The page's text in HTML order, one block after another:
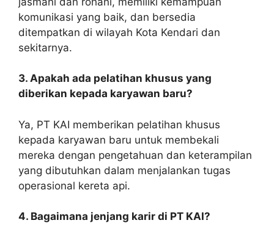
komunikasi yang baik, dan bersedia
ditempatkan di wilayah Kota Kendari dan
sekitarnya.
3. Apakah ada pelatihan khusus yang
diberikan kepada karyawan baru?
Ya, PT KAI memberikan pelatihan khusus
kepada karyawan baru untuk membekali
mereka dengan pengetahuan dan keterampilan
yang dibutuhkan dalam menjalankan tugas
operasional kereta api.
4. Bagaimana jenjang karir di PT KAI?